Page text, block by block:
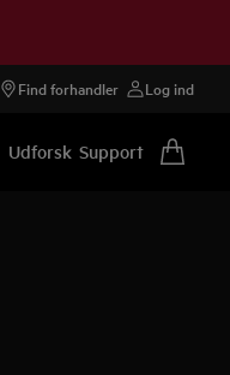
Find forhandler Log ind
Udforsk Support